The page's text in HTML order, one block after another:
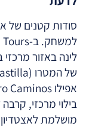
סודות קטנים של
בילוי מרכזי,
מושלמת